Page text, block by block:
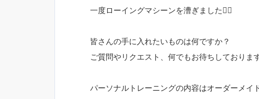
一度ローイングマシーンを漕ぎました🚣‍♂️
皆さんの手に入れたいものは何ですか？
ご質問やリクエスト、何でもお待ちしておりま
パーソナルトレーニングの内容はオーダーメイ